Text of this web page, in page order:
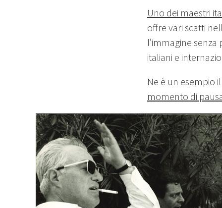
Uno dei maestri
offre vari scatti
l’immagine
italiani e
Ne è un esempio
momento di